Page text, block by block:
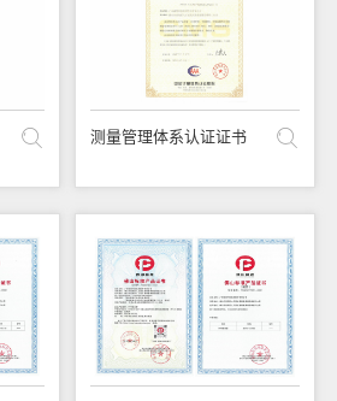
测量管理体系认证证书